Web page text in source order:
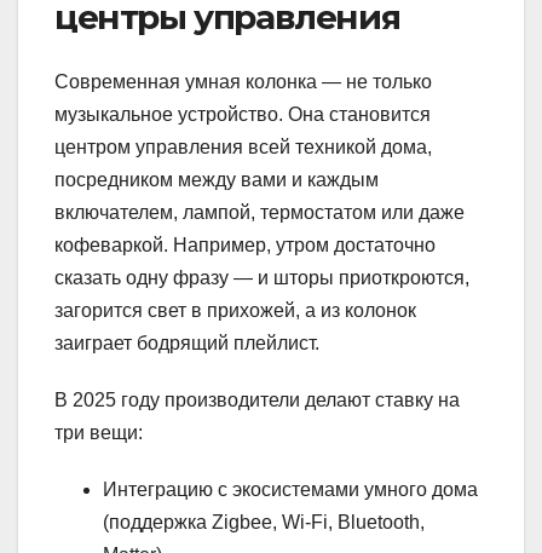
центры управления
Современная умная колонка — не только
музыкальное устройство. Она становится
центром управления всей техникой дома,
посредником между вами и каждым
включателем, лампой, термостатом или даже
кофеваркой. Например, утром достаточно
сказать одну фразу — и шторы приоткроются,
загорится свет в прихожей, а из колонок
заиграет бодрящий плейлист.
В 2025 году производители делают ставку на
три вещи:
Интеграцию с экосистемами умного дома
(поддержка Zigbee, Wi-Fi, Bluetooth,